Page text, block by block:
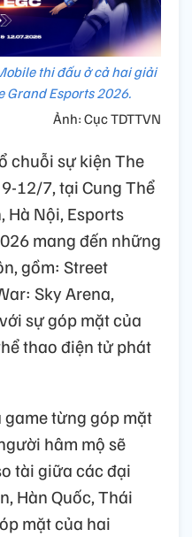
thi đấu ở cả hai giải
Grand Esports 2026.
Ảnh: Cục TDTTVN
chuỗi sự kiện The
12/7, tại Cung Thể
Nội, Esports
mang đến những
gồm: Street
Sky Arena,
sự góp mặt của
thao điện tử phát
game từng góp mặt
hâm mộ sẽ
tài giữa các đại
Hàn Quốc, Thái
mặt của hai